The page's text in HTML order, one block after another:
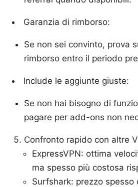
Garanzia di rimborso:
Se non sei convinto, prova
rimborso entro il periodo
Include le aggiunte giuste:
Se non hai bisogno di
pagare per add-ons non
Confronto rapido con altre
ExpressVPN: ottima
ma spesso più costosa
Surfshark: prezzo spesso